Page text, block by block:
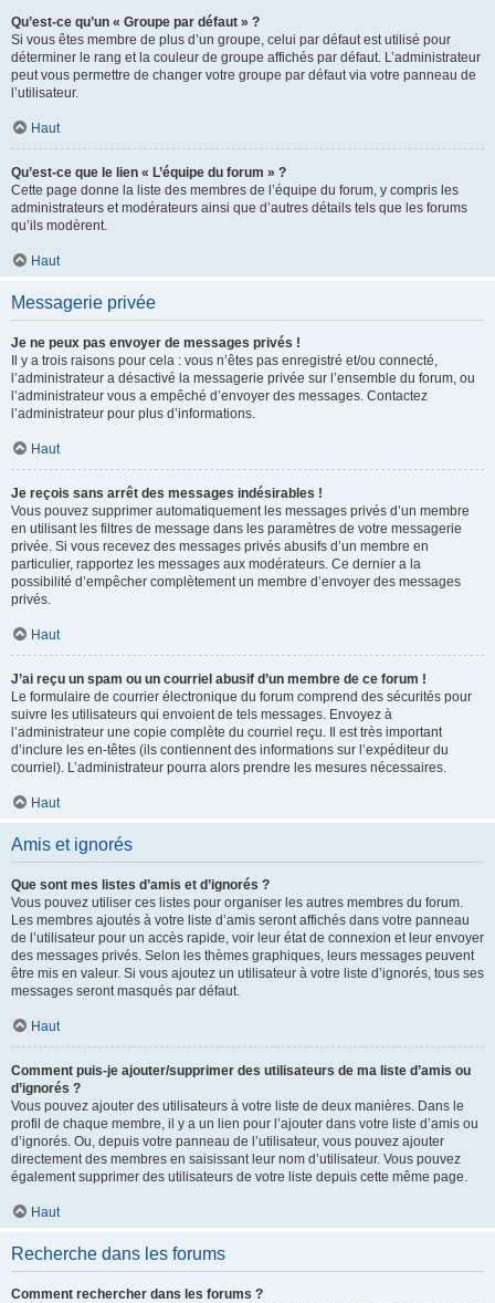
Qu’est-ce qu’un « Groupe par défaut » ?
Si vous êtes membre de plus d’un groupe, celui par défaut est utilisé pour
déterminer le rang et la couleur de groupe affichés par défaut. L’administrateur
peut vous permettre de changer votre groupe par défaut via votre panneau de
l’utilisateur.
Haut
Qu’est-ce que le lien « L’équipe du forum » ?
Cette page donne la liste des membres de l’équipe du forum, y compris les
administrateurs et modérateurs ainsi que d’autres détails tels que les forums
qu’ils modèrent.
Haut
Messagerie privée
Je ne peux pas envoyer de messages privés !
Il y a trois raisons pour cela : vous n’êtes pas enregistré et/ou connecté,
l’administrateur a désactivé la messagerie privée sur l’ensemble du forum, ou
l’administrateur vous a empêché d’envoyer des messages. Contactez
l’administrateur pour plus d’informations.
Haut
Je reçois sans arrêt des messages indésirables !
Vous pouvez supprimer automatiquement les messages privés d’un membre
en utilisant les filtres de message dans les paramètres de votre messagerie
privée. Si vous recevez des messages privés abusifs d’un membre en
particulier, rapportez les messages aux modérateurs. Ce dernier a la
possibilité d’empêcher complètement un membre d’envoyer des messages
privés.
Haut
J’ai reçu un spam ou un courriel abusif d’un membre de ce forum !
Le formulaire de courrier électronique du forum comprend des sécurités pour
suivre les utilisateurs qui envoient de tels messages. Envoyez à
l’administrateur une copie complète du courriel reçu. Il est très important
d’inclure les en-têtes (ils contiennent des informations sur l’expéditeur du
courriel). L’administrateur pourra alors prendre les mesures nécessaires.
Haut
Amis et ignorés
Que sont mes listes d’amis et d’ignorés ?
Vous pouvez utiliser ces listes pour organiser les autres membres du forum.
Les membres ajoutés à votre liste d’amis seront affichés dans votre panneau
de l’utilisateur pour un accès rapide, voir leur état de connexion et leur envoyer
des messages privés. Selon les thèmes graphiques, leurs messages peuvent
être mis en valeur. Si vous ajoutez un utilisateur à votre liste d’ignorés, tous ses
messages seront masqués par défaut.
Haut
Comment puis-je ajouter/supprimer des utilisateurs de ma liste d’amis ou
d’ignorés ?
Vous pouvez ajouter des utilisateurs à votre liste de deux manières. Dans le
profil de chaque membre, il y a un lien pour l’ajouter dans votre liste d’amis ou
d’ignorés. Ou, depuis votre panneau de l’utilisateur, vous pouvez ajouter
directement des membres en saisissant leur nom d’utilisateur. Vous pouvez
également supprimer des utilisateurs de votre liste depuis cette même page.
Haut
Recherche dans les forums
Comment rechercher dans les forums ?